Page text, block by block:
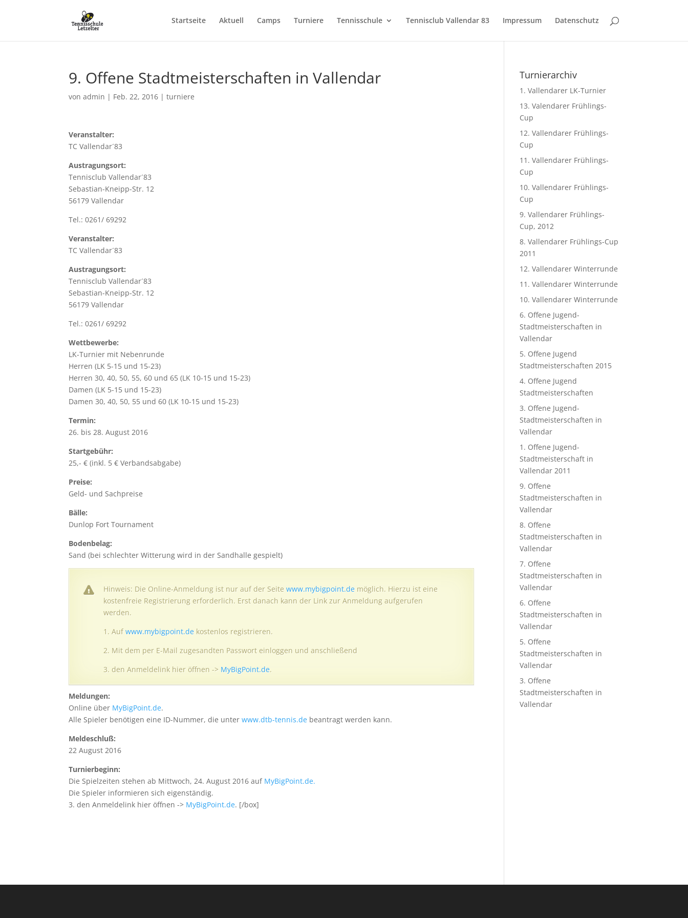
Startseite Aktuell Camps Turniere Tennisschule Tennisclub Vallendar 83 Impressum Datenschutz
9. Offene Stadtmeisterschaften in Vallendar
vonadmin | Feb. 22, 2016 |turniere
Veranstalter:
TC Vallendar´83
Austragungsort:
Tennisclub Vallendar´83
Sebastian-Kneipp-Str. 12
56179 Vallendar
Tel.: 0261/ 69292
Veranstalter:
TC Vallendar´83
Austragungsort:
Tennisclub Vallendar´83
Sebastian-Kneipp-Str. 12
56179 Vallendar
Tel.: 0261/ 69292
Wettbewerbe:
LK-Turnier mit Nebenrunde
Herren (LK 5-15 und 15-23)
Herren 30, 40, 50, 55, 60 und 65 (LK 10-15 und 15-23)
Damen (LK 5-15 und 15-23)
Damen 30, 40, 50, 55 und 60 (LK 10-15 und 15-23)
Termin:
26. bis 28. August 2016
Startgebühr:
25,- € (inkl. 5 € Verbandsabgabe)
Preise:
Geld- und Sachpreise
Bälle:
Dunlop Fort Tournament
Bodenbelag:
Sand (bei schlechter Witterung wird in der Sandhalle gespielt)
Hinweis: Die Online-Anmeldung ist nur auf der Seitewww.mybigpoint.de möglich. Hierzu ist eine
kostenfreie Registrierung erforderlich. Erst danach kann der Link zur Anmeldung aufgerufen
werden.
1. Aufwww.mybigpoint.de kostenlos registrieren.
2. Mit dem per E-Mail zugesandten Passwort einloggen und anschließend
3. den Anmeldelink hier öffnen -> MyBigPoint.de.
Meldungen:
Online über MyBigPoint.de.
Alle Spieler benötigen eine ID-Nummer, die unterwww.dtb-tennis.de beantragt werden kann.
Meldeschluß:
22 August 2016
Turnierbeginn:
Die Spielzeiten stehen ab Mittwoch, 24. August 2016 auf MyBigPoint.de.
Die Spieler informieren sich eigenständig.
3. den Anmeldelink hier öffnen -> MyBigPoint.de. [/box]
Turnierarchiv
1. Vallendarer LK-Turnier
13. Valendarer Frühlings-
Cup
12. Vallendarer Frühlings-
Cup
11. Vallendarer Frühlings-
Cup
10. Vallendarer Frühlings-
Cup
9. Vallendarer Frühlings-
Cup, 2012
8. Vallendarer Frühlings-Cup
2011
12. Vallendarer Winterrunde
11. Vallendarer Winterrunde
10. Vallendarer Winterrunde
6. Offene Jugend-
Stadtmeisterschaften in
Vallendar
5. Offene Jugend
Stadtmeisterschaften 2015
4. Offene Jugend
Stadtmeisterschaften
3. Offene Jugend-
Stadtmeisterschaften in
Vallendar
1. Offene Jugend-
Stadtmeisterschaft in
Vallendar 2011
9. Offene
Stadtmeisterschaften in
Vallendar
8. Offene
Stadtmeisterschaften in
Vallendar
7. Offene
Stadtmeisterschaften in
Vallendar
6. Offene
Stadtmeisterschaften in
Vallendar
5. Offene
Stadtmeisterschaften in
Vallendar
3. Offene
Stadtmeisterschaften in
Vallendar